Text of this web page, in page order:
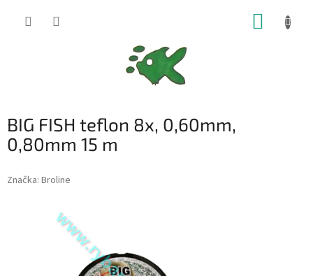
BIG FISH teflon 8x, 0,60mm,
0,80mm 15 m
Značka: Broline